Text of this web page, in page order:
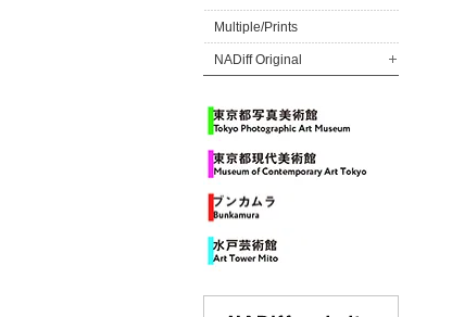
Multiple/Prints
NADiff Original